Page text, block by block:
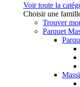
Voir toute la
Choisir une
Trouver
Parquet